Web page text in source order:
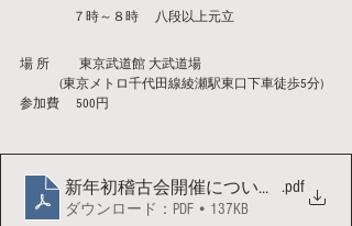
７時～８時 　八段以上元立
場 所　 　東京武道館 大武道場
(東京メトロ千代田線綾瀬駅東口下車徒歩5分)
参加費　 500円
新年初稽古会開催について（R5.1.23）
.pdf
ダウンロード：PDF • 137KB